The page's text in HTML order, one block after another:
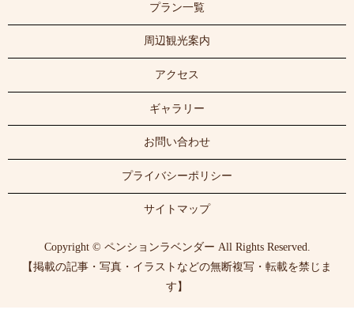
プラン一覧
周辺観光案内
アクセス
ギャラリー
お問い合わせ
プライバシーポリシー
サイトマップ
Copyright © ペンションラベンダー All Rights Reserved.
【掲載の記事・写真・イラストなどの無断複写・転載を禁じま
す】